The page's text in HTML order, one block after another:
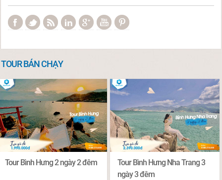
TOUR BÁN CHẠY
Tour Bình Hưng 2 ngày 2 đêm
Tour Bình Hưng Nha Trang 3
ngày 3 đêm